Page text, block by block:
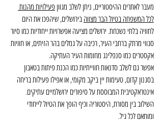
מעבר לאתרים ההיסטוריים, ניתן לשלב מגוון פעילויות מהנות
לכל המשפחה בטיול הבר מצווה בירושלים, שיהפכו את היום
לחוויה בלתי נשכחת. ירושלים מציעה אפשרויות ייחודיות כמו סיור
סגווי מרתק ברחבי העיר, רכיבה על גמלים בהר הזיתים, או חוויות
אקסטרים כמו סנפלינג מחומות העיר העתיקה.
אפשר גם לשלב סדנאות חווייתיות כמו הכנת פיתות בטאבון
בסגנון קדום, טעימות יין ביקב מקומי, או אפילו פעילות בריחה
אינטראקטיבית המבוססת על סיפורים ירושלמיים עתיקים.
השילוב בין מסורת, היסטוריה וכיף הופך את הטיול לייחודי
ומותאם לכל גיל.